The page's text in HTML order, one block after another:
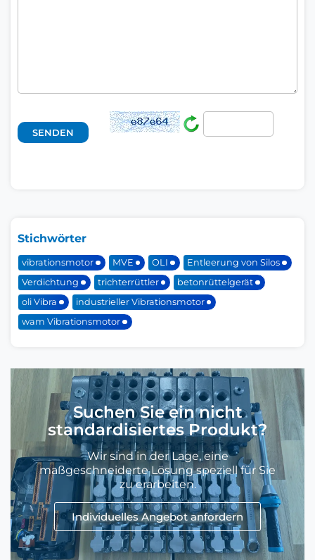
Stichwörter
vibrationsmotor MVE OLI
Entleerung von Silos
Verdichtung
trichterrüttler
betonrüttelgerät
oli Vibra
industrieller Vibrationsmotor
wam Vibrationsmotor
Suchen Sie ein nicht
standardisiertes Produkt?
Wir sind in der Lage, eine
maßgeschneiderte Lösung speziell für Sie
zu erarbeiten.
Individuelles Angebot anfordern